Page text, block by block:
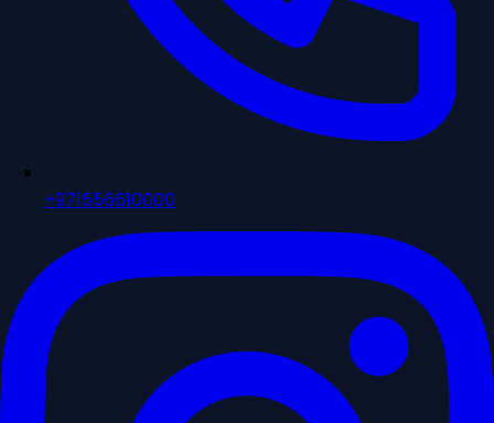
+971556610000